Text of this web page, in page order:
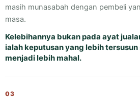
masih munasabah dengan pembeli
masa.
Kelebihannya bukan pada ayat
ialah keputusan yang lebih
menjadi lebih mahal.
03